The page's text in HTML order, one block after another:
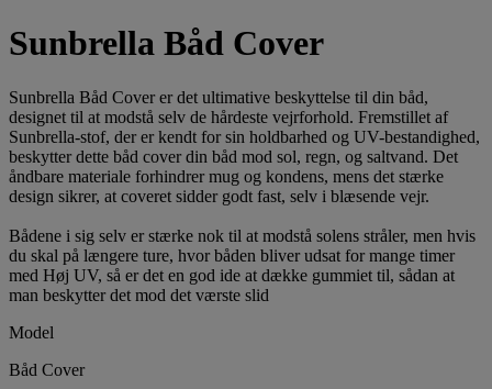
Sunbrella Båd Cover
Sunbrella Båd Cover er det ultimative beskyttelse til din båd,
designet til at modstå selv de hårdeste vejrforhold. Fremstillet af
Sunbrella-stof, der er kendt for sin holdbarhed og UV-bestandighed,
beskytter dette båd cover din båd mod sol, regn, og saltvand. Det
åndbare materiale forhindrer mug og kondens, mens det stærke
design sikrer, at coveret sidder godt fast, selv i blæsende vejr.
Bådene i sig selv er stærke nok til at modstå solens stråler, men hvis
du skal på længere ture, hvor båden bliver udsat for mange timer
med Høj UV, så er det en god ide at dække gummiet til, sådan at
man beskytter det mod det værste slid
Model
Båd Cover